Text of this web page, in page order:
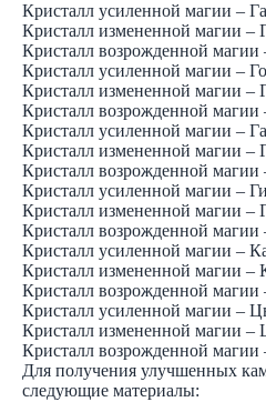
Кристалл усиленной магии –
Кристалл измененной магии –
Кристалл возрожденной магии
Кристалл усиленной магии –
Кристалл измененной магии –
Кристалл возрожденной магии
Кристалл усиленной магии –
Кристалл измененной магии –
Кристалл возрожденной магии
Кристалл усиленной магии –
Кристалл измененной магии –
Кристалл возрожденной магии
Кристалл усиленной магии –
Кристалл измененной магии –
Кристалл возрожденной магии
Кристалл усиленной магии –
Кристалл измененной магии –
Кристалл возрожденной магии
Для получения улучшенных
следующие материалы: